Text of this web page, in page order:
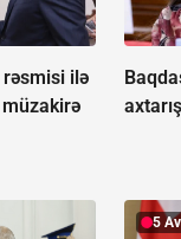
ilə
5